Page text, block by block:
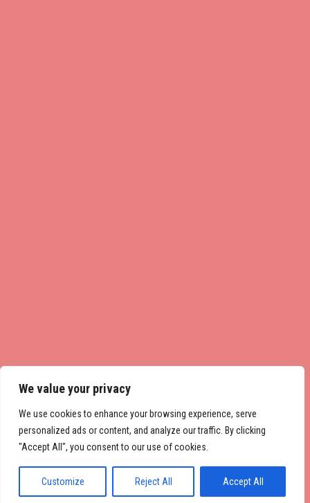
We value your privacy
We use cookies to enhance your browsing experience, serve
personalized ads or content, and analyze our traffic. By clicking
"Accept All", you consent to our use of cookies.
Customize Reject All Accept All